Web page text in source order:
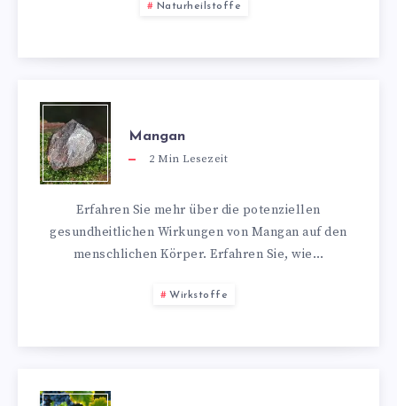
Naturheilstoffe
Mangan
2 Min Lesezeit
Erfahren Sie mehr über die potenziellen
gesundheitlichen Wirkungen von Mangan auf den
menschlichen Körper. Erfahren Sie, wie…
Wirkstoffe